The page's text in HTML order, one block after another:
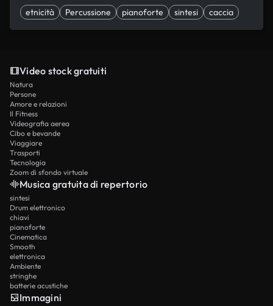
etnicità Percussione pianoforte sintesi caccia
Video stock gratuiti
Natura
Persone
Amore e relazioni
Il Fitness
Videografia aerea
Cibo e bevande
Viaggiare
Trasporti
Tecnologia
Zoom di sfondo virtuale
Musica gratuita di repertorio
sintesi
Drum elettronico
chiavi
pianoforte
Cinematica
Smooth
elettronica
Ambiente
stringhe
batterie acustiche
Immagini